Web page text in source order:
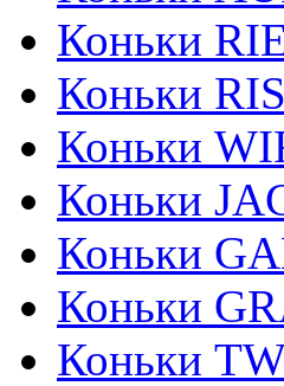
Коньки
Коньки
Коньки
Коньки
Коньки
Коньки
Коньки